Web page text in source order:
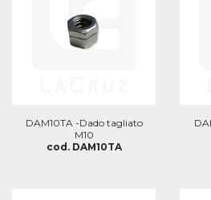
DAM10TA -Dado tagliato
M10
cod. DAM10TA